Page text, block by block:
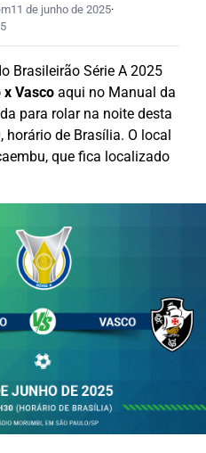
11 de junho de 2025·
Brasileirão Série A 2025
x Vasco aqui no Manual da
para rolar na noite desta
de Brasília. O local
que fica localizado